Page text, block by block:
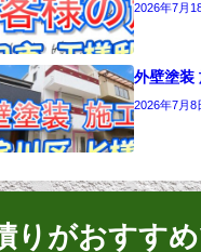
2026年7月
外壁塗装
2026年7月8
りがおすすめ